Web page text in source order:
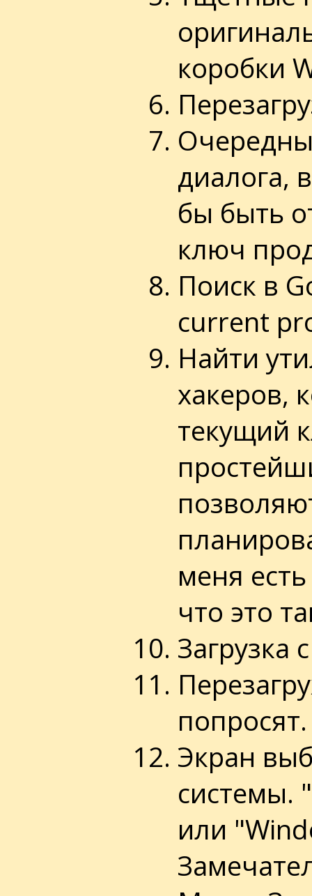
коробки
диалога,
бы быть
ключ
Поиск в
current
Найти
хакеров,
текущий
меня
что это
Загрузка
попросят.
Экран
системы.
или